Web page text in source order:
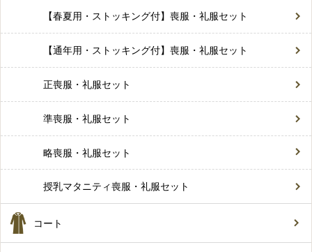
【春夏用・ストッキング付】喪服・礼服セット
【通年用・ストッキング付】喪服・礼服セット
正喪服・礼服セット
準喪服・礼服セット
略喪服・礼服セット
授乳マタニティ喪服・礼服セット
コート